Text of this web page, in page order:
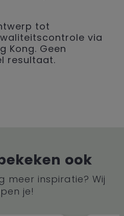
tot
via
Kong. Geen
resultaat.
ook
meer inspiratie? Wij
je!